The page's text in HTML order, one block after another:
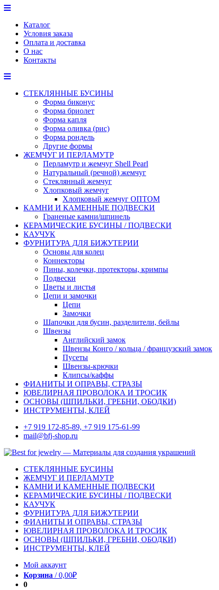
Перейти
содержимому
Каталог
Условия заказа
Оплата и доставка
О нас
Контакты
СТЕКЛЯННЫЕ БУСИНЫ
Форма биконус
Форма бриолет
Форма капля
Форма оливка (рис)
Форма рондель
Другие формы
ЖЕМЧУГ И ПЕРЛАМУТР
Перламутр и жемчуг Shell Pearl
Натуральный (речной) жемчуг
Стеклянный жемчуг
Хлопковый жемчуг
Хлопковый жемчуг ОПТОМ
КАМНИ И КАМЕННЫЕ ПОДВЕСКИ
Граненые камни/шпинель
КЕРАМИЧЕСКИЕ БУСИНЫ / ПОДВЕСКИ
КАУЧУК
ФУРНИТУРА ДЛЯ БИЖУТЕРИИ
Основы для колец
Коннекторы
Пины, колечки, протекторы, кримпы
Подвески
Цветы и листья
Цепи и замочки
Цепи
Замочки
Шапочки для бусин, разделители, бейлы
Швензы
Английский замок
Швензы Конго / кольца / французский замок
Пусеты
Швензы-крючки
Клипсы/каффы
ФИАНИТЫ И ОПРАВЫ, СТРАЗЫ
ЮВЕЛИРНАЯ ПРОВОЛОКА И ТРОСИК
ОСНОВЫ (ШПИЛЬКИ, ГРЕБНИ, ОБОДКИ)
ИНСТРУМЕНТЫ, КЛЕЙ
+7 919 172-85-89, +7 919 175-61-99
mail@bfj-shop.ru
СТЕКЛЯННЫЕ БУСИНЫ
ЖЕМЧУГ И ПЕРЛАМУТР
КАМНИ И КАМЕННЫЕ ПОДВЕСКИ
КЕРАМИЧЕСКИЕ БУСИНЫ / ПОДВЕСКИ
КАУЧУК
ФУРНИТУРА ДЛЯ БИЖУТЕРИИ
ФИАНИТЫ И ОПРАВЫ, СТРАЗЫ
ЮВЕЛИРНАЯ ПРОВОЛОКА И ТРОСИК
ОСНОВЫ (ШПИЛЬКИ, ГРЕБНИ, ОБОДКИ)
ИНСТРУМЕНТЫ, КЛЕЙ
Мой аккаунт
Корзина /0,00₽
0